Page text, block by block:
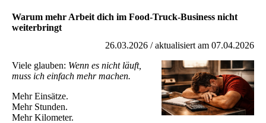
Warum mehr Arbeit dich im Food-Truck-Business nicht
weiterbringt
26.03.2026 / aktualisiert am 07.04.2026
Viele glauben: Wenn es nicht läuft,
muss ich einfach mehr machen.
Mehr Einsätze.
Mehr Stunden.
Mehr Kilometer.